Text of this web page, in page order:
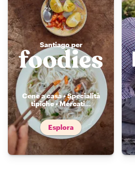
Santiago per
Cene a casa • Specialità
tipiche • Mercati...
Esplora